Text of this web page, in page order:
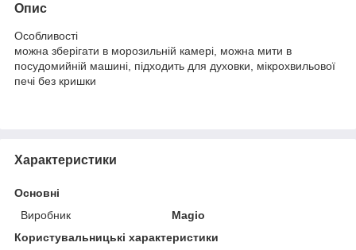
Опис
Особливості
можна зберігати в морозильній камері, можна мити в
посудомийній машині, підходить для духовки, мікрохвильової
печі без кришки
Характеристики
Основні
Виробник
Magio
Користувальницькі характеристики